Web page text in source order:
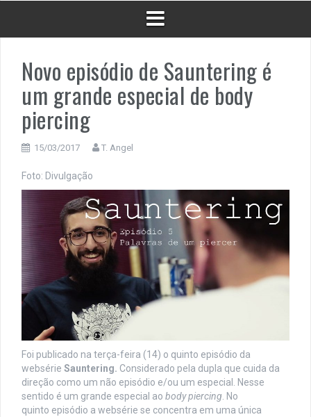
Novo episódio de Sauntering é
um grande especial de body
piercing
15/03/2017 T. Angel
Foto: Divulgação
Foi publicado na terça-feira (14) o quinto episódio da
websérie Sauntering. Considerado pela dupla que cuida da
direção como um não episódio e/ou um especial. Nesse
sentido é um grande especial ao body piercing . No
quinto episódio a websérie se concentra em uma única